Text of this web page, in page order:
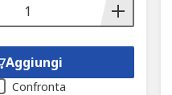
Aggiungi
Confronta